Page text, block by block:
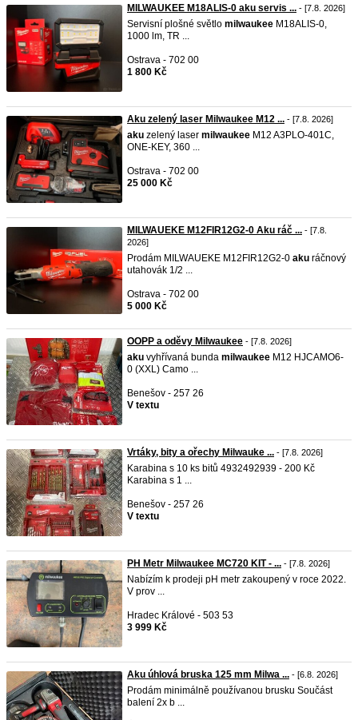
MILWAUKEE M18ALIS-0 aku servis ... - [7.8. 2026]
Servisní plošné světlo milwaukee M18ALIS-0,
1000 lm, TR ...
Ostrava - 702 00
1 800 Kč
Aku zelený laser Milwaukee M12 ... - [7.8. 2026]
aku zelený laser milwaukee M12 A3PLO-401C,
ONE-KEY, 360 ...
Ostrava - 702 00
25 000 Kč
MILWAUEKE M12FIR12G2-0 Aku ráč ... - [7.8.
2026]
Prodám MILWAUEKE M12FIR12G2-0 aku ráčnový
utahovák 1/2 ...
Ostrava - 702 00
5 000 Kč
OOPP a oděvy Milwaukee - [7.8. 2026]
aku vyhřívaná bunda milwaukee M12 HJCAMO6-
0 (XXL) Camo ...
Benešov - 257 26
V textu
Vrtáky, bity a ořechy Milwauke ... - [7.8. 2026]
Karabina s 10 ks bitů 4932492939 - 200 Kč
Karabina s 1 ...
Benešov - 257 26
V textu
PH Metr Milwaukee MC720 KIT - ... - [7.8. 2026]
Nabízím k prodeji pH metr zakoupený v roce 2022.
V prov ...
Hradec Králové - 503 53
3 999 Kč
Aku úhlová bruska 125 mm Milwa ... - [6.8. 2026]
Prodám minimálně používanou brusku Součást
balení 2x b ...